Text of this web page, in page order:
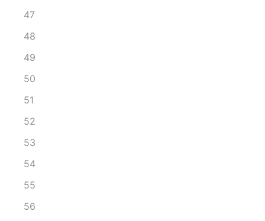
47
48
49
50
51
52
53
54
55
56